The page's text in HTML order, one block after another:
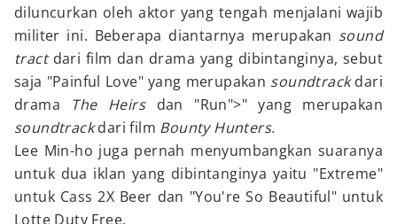
diluncurkan oleh aktor yang tengah menjalani wajib
militer ini. Beberapa diantarnya merupakan sound
tract dari film dan drama yang dibintanginya, sebut
saja "Painful Love" yang merupakan soundtrackdari
drama The Heirs dan "Run">" yang merupakan
soundtrackdari film Bounty Hunters.
Lee Min-ho juga pernah menyumbangkan suaranya
untuk dua iklan yang dibintanginya yaitu "Extreme"
untuk Cass 2X Beer dan "You're So Beautiful" untuk
Lotte Duty Free.